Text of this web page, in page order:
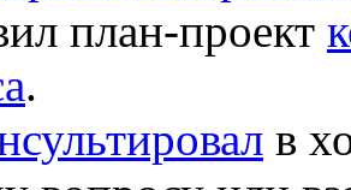
план-проект
.
в